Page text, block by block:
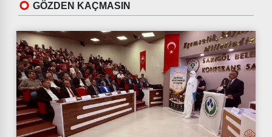
GÖZDEN KAÇMASIN